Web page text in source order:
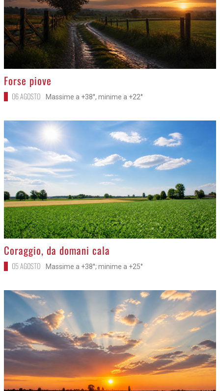
>
Forse piove
06 AGOSTO Massime a +38°, minime a +22°
>
Coraggio, da domani cala
05 AGOSTO Massime a +38°; minime a +25°